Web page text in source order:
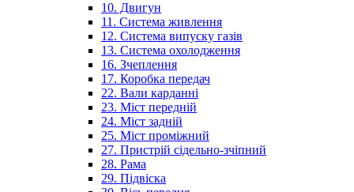
10. Двигун
11. Система живлення
12. Система випуску газів
13. Система охолодження
16. Зчеплення
17. Коробка передач
22. Вали карданні
23. Міст передній
24. Міст задній
25. Міст проміжний
27. Пристрій сідельно-зчіпний
28. Рама
29. Підвіска